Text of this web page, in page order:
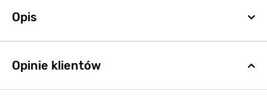
Opis
Opinie klientów